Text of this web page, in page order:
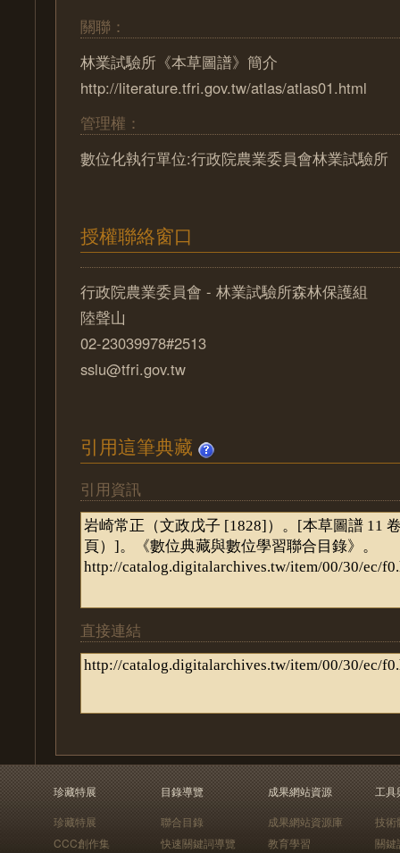
關聯：
林業試驗所《本草圖譜》簡介
http://literature.tfri.gov.tw/atlas/atlas01.html
管理權：
數位化執行單位:行政院農業委員會林業試驗所
授權聯絡窗口
行政院農業委員會 - 林業試驗所森林保護組
陸聲山
02-23039978#2513
sslu@tfri.gov.tw
引用這筆典藏
引用資訊
直接連結
珍藏特展
珍藏特展
CCC創作集
目錄導覽
聯合目錄
快速關鍵詞導覽
成果網站資源
成果網站資源庫
教育學習
工具
技術
關鍵